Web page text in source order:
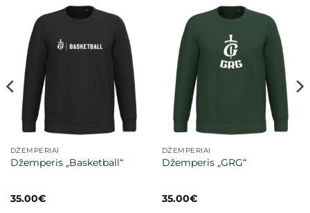
DŽEMPERIAI
Džemperis „Basketball“
35.00€
DŽEMPERIAI
Džemperis „GRG“
35.00€